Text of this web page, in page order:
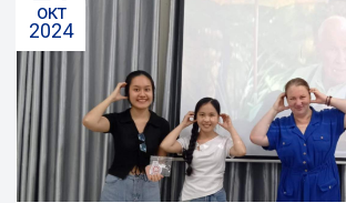
окт
2024